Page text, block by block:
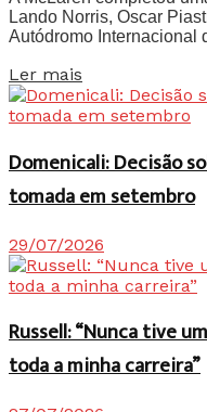
Lando Norris, Oscar
Autódromo Internacional
Ler mais
Domenicali: Decisão
tomada em setembro
29/07/2026
Russell: “Nunca tive
toda a minha carreira”